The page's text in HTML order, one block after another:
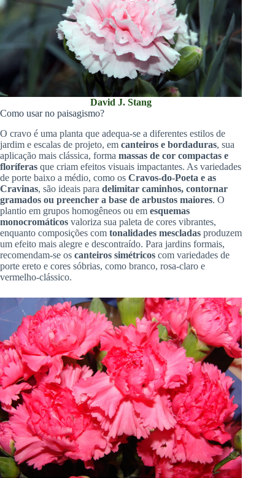
David J. Stang
Como usar no paisagismo?
O cravo é uma planta que adequa-se a diferentes estilos de
jardim e escalas de projeto, em canteiros e bordaduras, sua
aplicação mais clássica, forma massas de cor compactas e
floríferas que criam efeitos visuais impactantes. As variedades
de porte baixo a médio, como os Cravos-do-Poeta e as
Cravinas, são ideais para delimitar caminhos, contornar
gramados ou preencher a base de arbustos maiores. O
plantio em grupos homogêneos ou em esquemas
monocromáticos valoriza sua paleta de cores vibrantes,
enquanto composições com tonalidades mescladas produzem
um efeito mais alegre e descontraído. Para jardins formais,
recomendam-se os canteiros simétricos com variedades de
porte ereto e cores sóbrias, como branco, rosa-claro e
vermelho-clássico.